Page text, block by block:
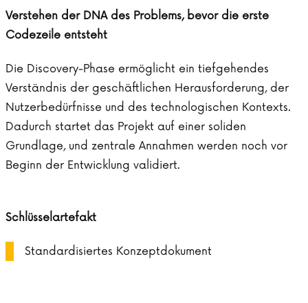
Verstehen der DNA des Problems, bevor die erste
Codezeile entsteht
Die Discovery-Phase ermöglicht ein tiefgehendes
Verständnis der geschäftlichen Herausforderung, der
Nutzerbedürfnisse und des technologischen Kontexts.
Dadurch startet das Projekt auf einer soliden
Grundlage, und zentrale Annahmen werden noch vor
Beginn der Entwicklung validiert.
Schlüsselartefakt
Standardisiertes Konzeptdokument